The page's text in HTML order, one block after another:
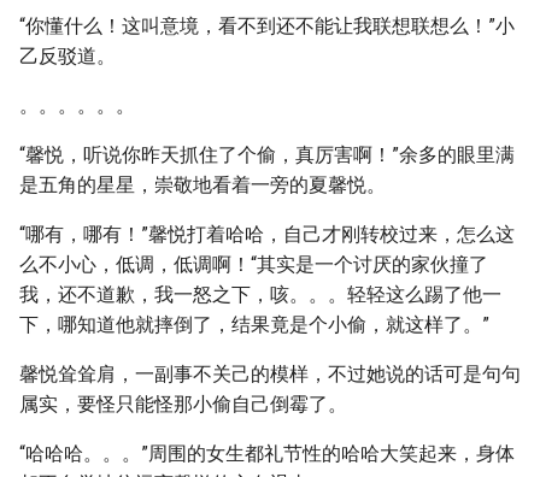
“你懂什么！这叫意境，看不到还不能让我联想联想么！”小
乙反驳道。
。。。。。。
“馨悦，听说你昨天抓住了个偷，真厉害啊！”余多的眼里满
是五角的星星，崇敬地看着一旁的夏馨悦。
“哪有，哪有！”馨悦打着哈哈，自己才刚转校过来，怎么这
么不小心，低调，低调啊！“其实是一个讨厌的家伙撞了
我，还不道歉，我一怒之下，咳。。。轻轻这么踢了他一
下，哪知道他就摔倒了，结果竟是个小偷，就这样了。”
馨悦耸耸肩，一副事不关己的模样，不过她说的话可是句句
属实，要怪只能怪那小偷自己倒霉了。
“哈哈哈。。。”周围的女生都礼节性的哈哈大笑起来，身体